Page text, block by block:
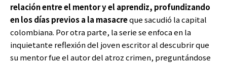
relación entre el mentor y el aprendiz, profundizando
en los días previos a la masacreque sacudió la capital
colombiana. Por otra parte, la serie se enfoca en la
inquietante reflexión del joven escritor al descubrir que
su mentor fue el autor del atroz crimen, preguntándose